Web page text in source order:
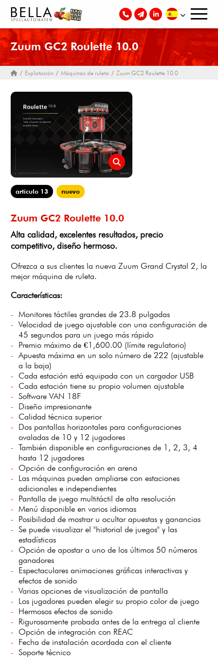
Zuum GC2 Roulette 10.0
Explotación Máquinas de ruleta Zuum GC2 Roulette 10.0
Zuum GC2 Roulette 10.0
Alta calidad, excelentes resultados, precio
competitivo, diseño hermoso.
Ofrezca a sus clientes la nueva Zuum Grand Crystal 2, la
mejor máquina de ruleta.
Características:
Monitores táctiles grandes de 23.8 pulgadas
Velocidad de juego ajustable con una configuración de
45 segundos para un juego más rápido
Premio máximo de €1,600.00 (límite regulatorio)
Apuesta máxima en un solo número de 222 (ajustable
a la baja)
Cada estación está equipada con un cargador USB
Cada estación tiene su propio volumen ajustable
Software VAN 18F
Diseño impresionante
Calidad técnica superior
Dos pantallas horizontales para configuraciones
ovaladas de 10 y 12 jugadores
También disponible en configuraciones de 1, 2, 3, 4
hasta 12 jugadores
Opción de configuración en arena
Las máquinas pueden ampliarse con estaciones
adicionales e independientes
Pantalla de juego multitáctil de alta resolución
Menú disponible en varios idiomas
Posibilidad de mostrar u ocultar apuestas y ganancias
Se puede visualizar el "historial de juegos" y las
estadísticas
Opción de apostar a uno de los últimos 50 números
ganadores
Espectaculares animaciones gráficas interactivas y
efectos de sonido
Varias opciones de visualización de pantalla
Los jugadores pueden elegir su propio color de juego
Hermosos efectos de sonido
Rigurosamente probada antes de la entrega al cliente
Opción de integración con REAC
Fecha de instalación acordada con el cliente
Soporte técnico
artículo 13 nuevo